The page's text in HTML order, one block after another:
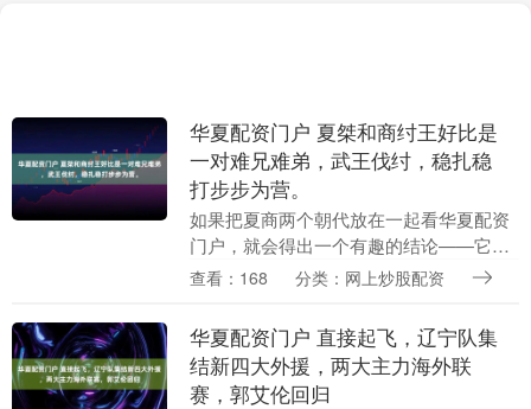
华夏配资门户 夏桀和商纣王好比是
一对难兄难弟，武王伐纣，稳扎稳
打步步为营。
如果把夏商两个朝代放在一起看华夏配资
门户，就会得出一个有趣的结论——它们
像是同病相怜、惺惺相惜的关系！不仅仅
丙丁），连他们灭....
查看：168 分类：网上炒股配资
华夏配资门户 直接起飞，辽宁队集
结新四大外援，两大主力海外联
赛，郭艾伦回归